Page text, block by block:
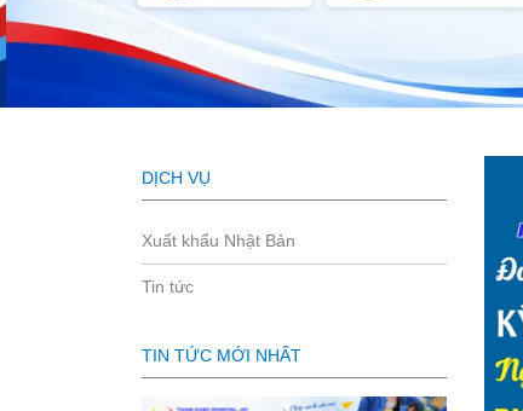
DỊCH VỤ
Xuất khẩu Nhật Bản
Tin tức
TIN TỨC MỚI NHẤT